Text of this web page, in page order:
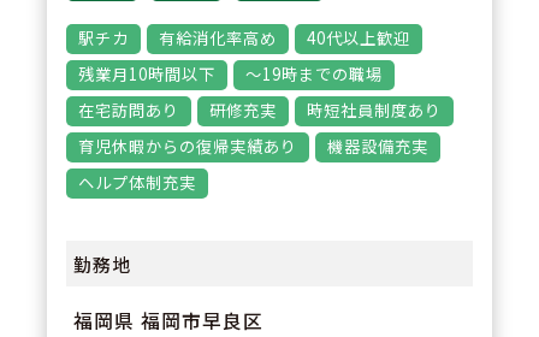
働きたい方に最適です。
駅チカ 有給消化率高め
40代以上歓迎
残業月10時間以下
～19時までの職場
在宅訪問あり
研修充実
時短社員制度あり
育児休暇からの復帰実績あり
機器設備充実
ヘルプ体制充実
勤務地
福岡県 福岡市早良区